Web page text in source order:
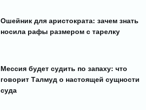
Ошейник для аристократа: зачем знать
носила рафы размером с тарелку
Мессия будет судить по запаху: что
говорит Талмуд о настоящей сущности
суда